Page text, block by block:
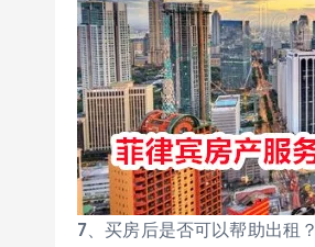
7、买房后是否可以帮助出租？